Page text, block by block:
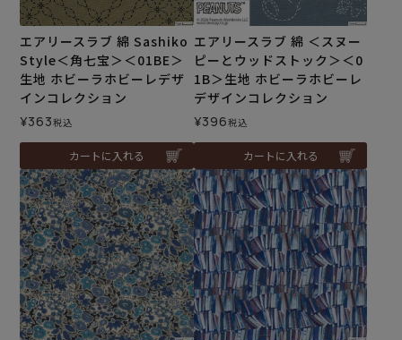
エアリースラブ 綿 Sashiko
Style＜角七宝＞＜01BE＞
生地 ホビーラホビーレデザ
インコレクション
¥363税込
カートに入れる
エアリースラブ 綿 ＜スヌー
ピーとウッドストック＞＜0
1B＞生地 ホビーラホビーレ
デザインコレクション
¥396税込
カートに入れる